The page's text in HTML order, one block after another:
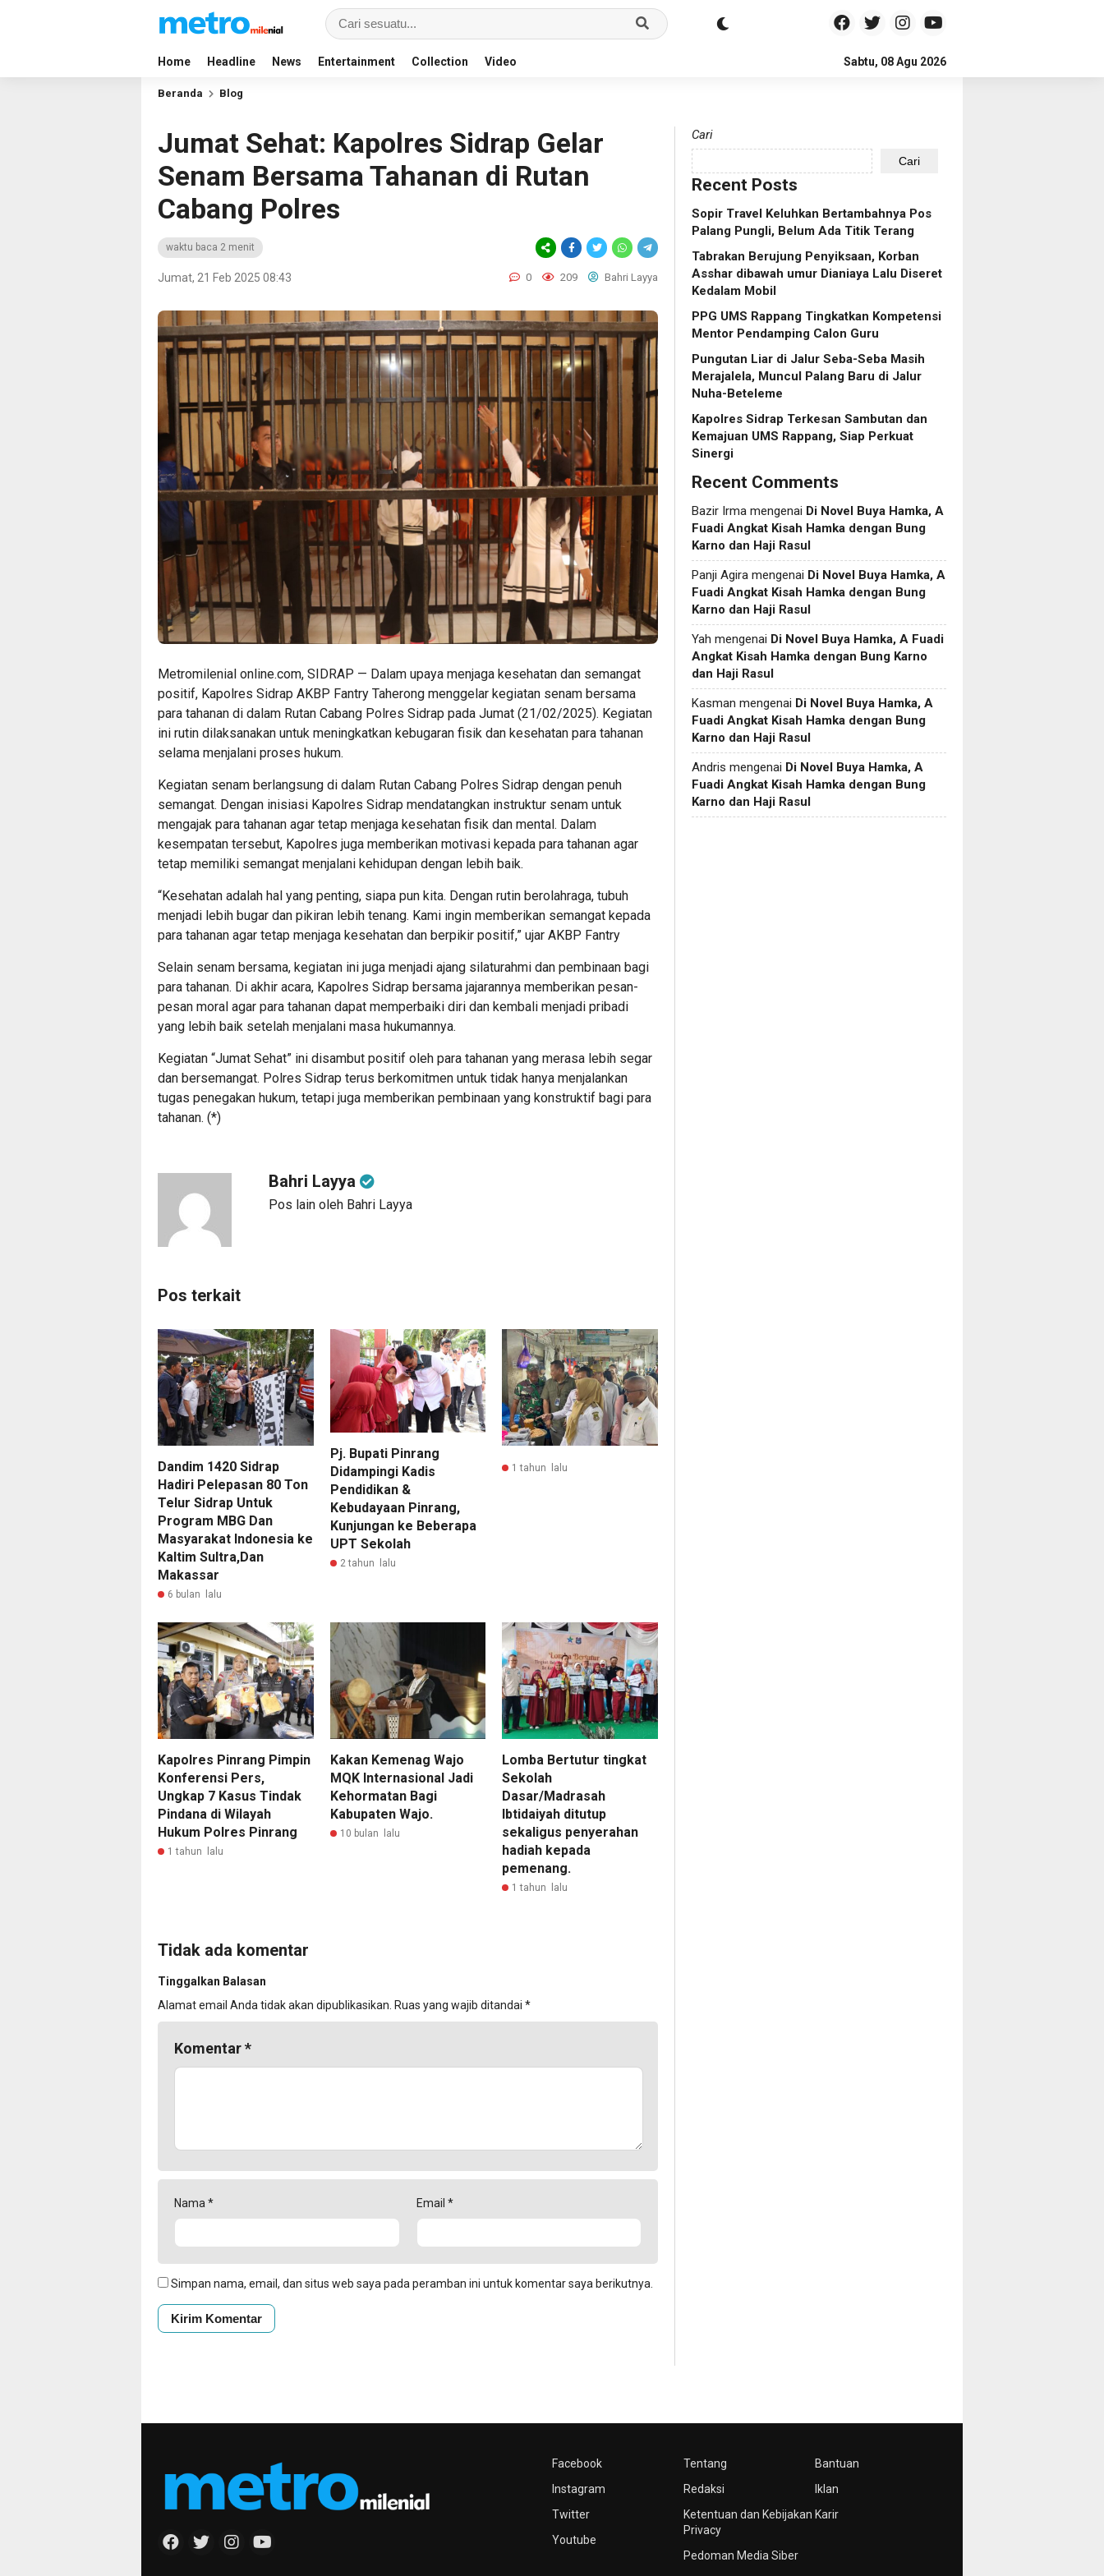
Home Headline News Entertainment Collection Video Sabtu, 08 Agu 2026
Beranda Blog
Jumat Sehat: Kapolres Sidrap Gelar
Senam Bersama Tahanan di Rutan
Cabang Polres
waktu baca 2 menit
Jumat, 21 Feb 2025 08:43 0 209 Bahri Layya
Metromilenial online.com, SIDRAP — Dalam upaya menjaga kesehatan dan semangat
positif, Kapolres Sidrap AKBP Fantry Taherong menggelar kegiatan senam bersama
para tahanan di dalam Rutan Cabang Polres Sidrap pada Jumat (21/02/2025). Kegiatan
ini rutin dilaksanakan untuk meningkatkan kebugaran fisik dan kesehatan para tahanan
selama menjalani proses hukum.
Kegiatan senam berlangsung di dalam Rutan Cabang Polres Sidrap dengan penuh
semangat. Dengan inisiasi Kapolres Sidrap mendatangkan instruktur senam untuk
mengajak para tahanan agar tetap menjaga kesehatan fisik dan mental. Dalam
kesempatan tersebut, Kapolres juga memberikan motivasi kepada para tahanan agar
tetap memiliki semangat menjalani kehidupan dengan lebih baik.
“Kesehatan adalah hal yang penting, siapa pun kita. Dengan rutin berolahraga, tubuh
menjadi lebih bugar dan pikiran lebih tenang. Kami ingin memberikan semangat kepada
para tahanan agar tetap menjaga kesehatan dan berpikir positif,” ujar AKBP Fantry
Selain senam bersama, kegiatan ini juga menjadi ajang silaturahmi dan pembinaan bagi
para tahanan. Di akhir acara, Kapolres Sidrap bersama jajarannya memberikan pesan-
pesan moral agar para tahanan dapat memperbaiki diri dan kembali menjadi pribadi
yang lebih baik setelah menjalani masa hukumannya.
Kegiatan “Jumat Sehat” ini disambut positif oleh para tahanan yang merasa lebih segar
dan bersemangat. Polres Sidrap terus berkomitmen untuk tidak hanya menjalankan
tugas penegakan hukum, tetapi juga memberikan pembinaan yang konstruktif bagi para
tahanan. (*)
Bahri Layya
Pos lain oleh Bahri Layya
Pos terkait
Dandim 1420 Sidrap
Hadiri Pelepasan 80 Ton
Telur Sidrap Untuk
Program MBG Dan
Masyarakat Indonesia ke
Kaltim Sultra,Dan
Makassar
6 bulan lalu
Pj. Bupati Pinrang
Didampingi Kadis
Pendidikan &
Kebudayaan Pinrang,
Kunjungan ke Beberapa
UPT Sekolah
2 tahun lalu
1 tahun lalu
Kapolres Pinrang Pimpin
Konferensi Pers,
Ungkap 7 Kasus Tindak
Pindana di Wilayah
Hukum Polres Pinrang
1 tahun lalu
Kakan Kemenag Wajo
MQK Internasional Jadi
Kehormatan Bagi
Kabupaten Wajo.
10 bulan lalu
Lomba Bertutur tingkat
Sekolah
Dasar/Madrasah
Ibtidaiyah ditutup
sekaligus penyerahan
hadiah kepada
pemenang.
1 tahun lalu
Tidak ada komentar
Tinggalkan Balasan
Alamat email Anda tidak akan dipublikasikan. Ruas yang wajib ditandai *
Komentar*
Nama* Email *
Simpan nama, email, dan situs web saya pada peramban ini untuk komentar saya berikutnya.
Cari
Cari
Recent Posts
Sopir Travel Keluhkan Bertambahnya Pos
Palang Pungli, Belum Ada Titik Terang
Tabrakan Berujung Penyiksaan, Korban
Asshar dibawah umur Dianiaya Lalu Diseret
Kedalam Mobil
PPG UMS Rappang Tingkatkan Kompetensi
Mentor Pendamping Calon Guru
Pungutan Liar di Jalur Seba-Seba Masih
Merajalela, Muncul Palang Baru di Jalur
Nuha-Beteleme
Kapolres Sidrap Terkesan Sambutan dan
Kemajuan UMS Rappang, Siap Perkuat
Sinergi
Recent Comments
Bazir Irma mengenai Di Novel Buya Hamka, A
Fuadi Angkat Kisah Hamka dengan Bung
Karno dan Haji Rasul
Panji Agira mengenai Di Novel Buya Hamka, A
Fuadi Angkat Kisah Hamka dengan Bung
Karno dan Haji Rasul
Yah mengenai Di Novel Buya Hamka, A Fuadi
Angkat Kisah Hamka dengan Bung Karno
dan Haji Rasul
Kasman mengenai Di Novel Buya Hamka, A
Fuadi Angkat Kisah Hamka dengan Bung
Karno dan Haji Rasul
Andris mengenai Di Novel Buya Hamka, A
Fuadi Angkat Kisah Hamka dengan Bung
Karno dan Haji Rasul
Facebook
Instagram
Twitter
Youtube
Tentang
Redaksi
Ketentuan dan Kebijakan
Privacy
Pedoman Media Siber
Bantuan
Iklan
Karir